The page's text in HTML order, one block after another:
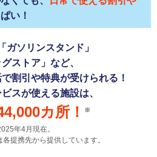
い！
ガソリンスタンド」
グストア」など、
割引や特典が受けられる！
スが使える施設は、
カ所！ ※
年4月現在。
提携先から提供しています。